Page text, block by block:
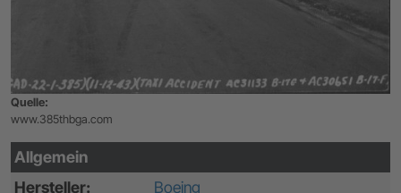
Quelle:
www.385thbga.com
Allgemein
Hersteller:
Boeing